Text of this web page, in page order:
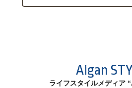
Aigan
ライフスタイルメディア